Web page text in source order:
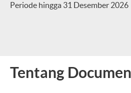
Periode hingga 31 Desember 2026
Tentang